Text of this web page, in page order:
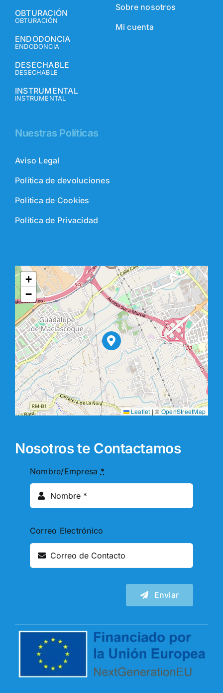
OBTURACIÓN
OBTURACIÓN
ENDODONCIA
ENDODONCIA
DESECHABLE
DESECHABLE
INSTRUMENTAL
INSTRUMENTAL
Sobre nosotros
Mi cuenta
Nuestras Políticas
Aviso Legal
Política de devoluciones
Política de Cookies
Política de Privacidad
+
−
Leaflet |©OpenStreetMap
Nosotros te Contactamos
Nombre/Empresa *
Correo Electrónico
Enviar